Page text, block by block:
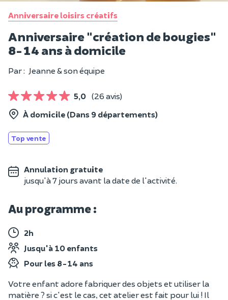
Anniversaire loisirs créatifs
Anniversaire "création de bougies"
8-14 ans à domicile
Par : Jeanne & son équipe
5,0 (26 avis)
À domicile (Dans 9 départements)
Top vente
Annulation gratuite
jusqu'à 7 jours avant la date de l'activité.
Au programme :
2h
Jusqu'à 10 enfants
Pour les 8-14 ans
Votre enfant adore fabriquer des objets et utiliser la
matière ? si c'est le cas, cet atelier est fait pour lui ! Il